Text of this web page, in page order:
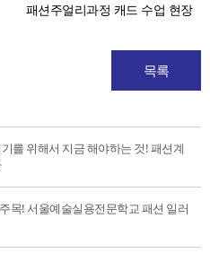
패션주얼리과정 캐드 수업 현장
목록
를 위해서 지금 해야하는 것! 패션계
목! 서울예술실용전문학교 패션 일러